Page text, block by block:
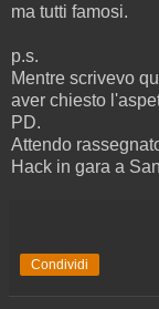
ma tutti famosi.
p.s.
Mentre scrivevo
aver chiesto
PD.
Attendo
Hack in gara a
Condividi